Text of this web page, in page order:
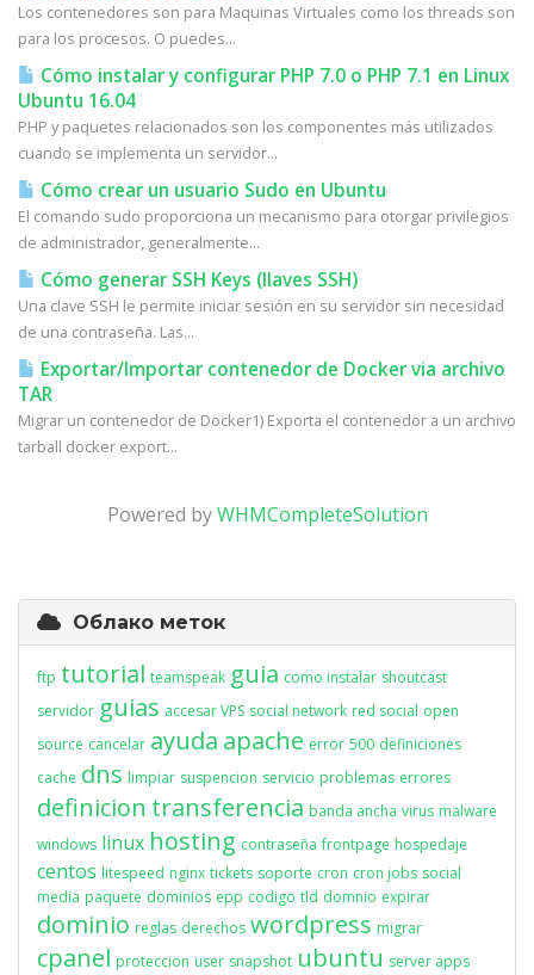
Los contenedores son para Maquinas Virtuales como los threads son
para los procesos. O puedes...
Cómo instalar y configurar PHP 7.0 o PHP 7.1 en Linux
Ubuntu 16.04
PHP y paquetes relacionados son los componentes más utilizados
cuando se implementa un servidor...
Cómo crear un usuario Sudo en Ubuntu
El comando sudo proporciona un mecanismo para otorgar privilegios
de administrador, generalmente...
Cómo generar SSH Keys (llaves SSH)
Una clave SSH le permite iniciar sesión en su servidor sin necesidad
de una contraseña. Las...
Exportar/Importar contenedor de Docker via archivo
TAR
Migrar un contenedor de Docker1) Exporta el contenedor a un archivo
tarball docker export...
Powered byWHMCompleteSolution
Облако меток
ftp tutorial teamspeak guia como instalar shoutcast
servidor guias accesar VPS social network red social open
source cancelar ayuda apache error 500 definiciones
cache dns limpiar suspencion servicio problemas errores
definicion transferencia banda ancha virus malware
windows linux hosting contraseña frontpage hospedaje
centos litespeed nginx tickets soporte cron cron jobs social
media paquete dominios epp codigo tld domnio expirar
dominio reglas derechos wordpress migrar
cpanel proteccion user snapshot ubuntu server apps